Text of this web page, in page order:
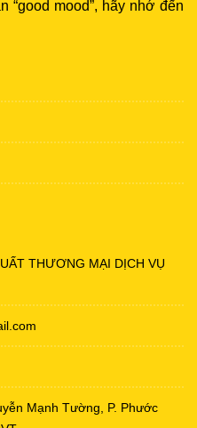
“good mood”, hãy nhớ đến
THƯƠNG MẠI DỊCH VỤ
Mạnh Tường, P. Phước